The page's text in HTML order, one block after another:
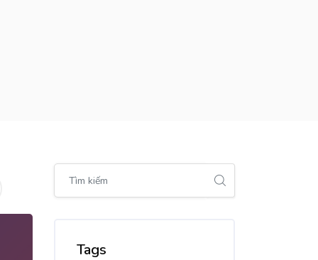
Bỏ qua [Cocoon] Global search (sidebar)
Tags